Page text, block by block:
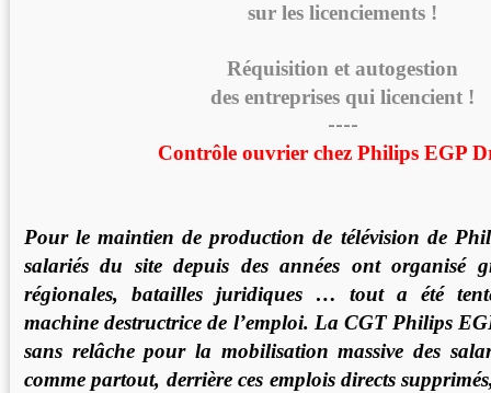
sur les licenciements !
Réquisition et autogestion
des entreprises qui licencient !
----
Contrôle ouvrier chez Philips EGP
Pour le maintien de production de télévision de
salariés du site depuis des années ont organisé
régionales, batailles juridiques … tout a été
machine destructrice de l’emploi. La CGT Philips
sans relâche pour la mobilisation massive des
comme partout, derrière ces emplois directs